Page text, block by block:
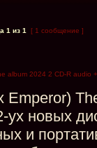
1 из 1
[ 1 сообщение ]
album 2024 2 CD-R audio
Emperor)
ух новых
и